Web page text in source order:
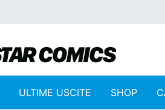
ULTIME USCITE SHOP